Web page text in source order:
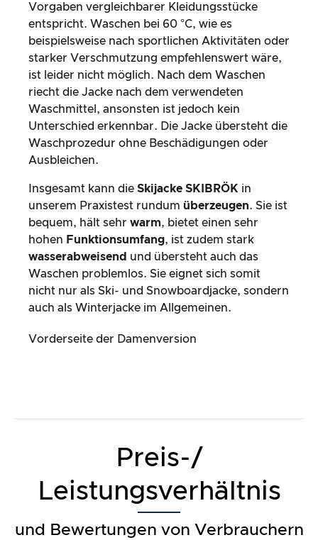
Vorgaben vergleichbarer Kleidungsstücke
entspricht. Waschen bei 60 °C, wie es
beispielsweise nach sportlichen Aktivitäten oder
starker Verschmutzung empfehlenswert wäre,
ist leider nicht möglich. Nach dem Waschen
riecht die Jacke nach dem verwendeten
Waschmittel, ansonsten ist jedoch kein
Unterschied erkennbar. Die Jacke übersteht die
Waschprozedur ohne Beschädigungen oder
Ausbleichen.
Insgesamt kann die Skijacke SKIBRÖK in
unserem Praxistest rundum überzeugen. Sie ist
bequem, hält sehr warm, bietet einen sehr
hohen Funktionsumfang, ist zudem stark
wasserabweisend und übersteht auch das
Waschen problemlos. Sie eignet sich somit
nicht nur als Ski- und Snowboardjacke, sondern
auch als Winterjacke im Allgemeinen.
Vorderseite der Damenversion
Preis-/
Leistungsverhältnis
und Bewertungen von Verbrauchern